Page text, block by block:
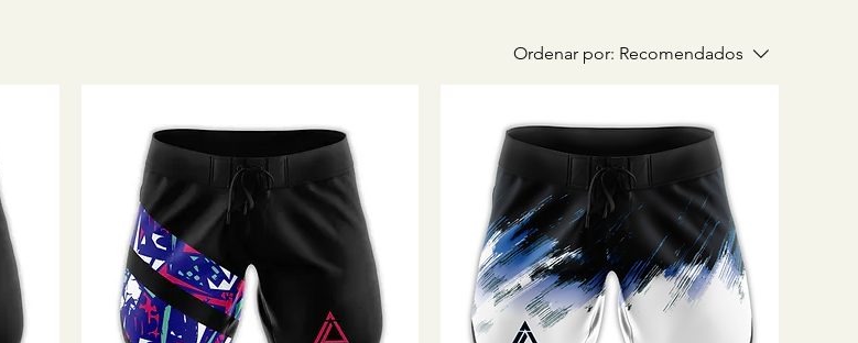
Ordenar por: Recomendados